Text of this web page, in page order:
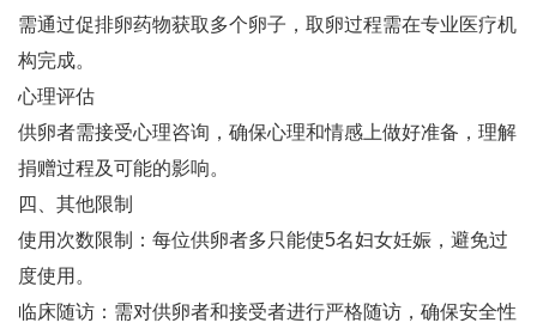
需通过促排卵药物获取多个卵子，取卵过程需在专业医疗机
构完成‌。
心理评估‌
供卵者需接受心理咨询，确保心理和情感上做好准备，理解
捐赠过程及可能的影响‌。
四、其他限制
使用次数限制‌：每位供卵者多只能使5名妇女妊娠，避免过
度使用‌。
临床随访‌：需对供卵者和接受者进行严格随访，确保安全性